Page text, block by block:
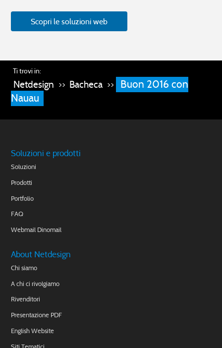
Scopri le soluzioni web
Ti trovi in:
Netdesign >> Bacheca >>
Buon 2016 con
Nauau
Soluzioni e prodotti
Soluzioni
Prodotti
Portfolio
FAQ
Webmail Dinomail
About Netdesign
Chi siamo
A chi ci rivolgiamo
Rivenditori
Presentazione PDF
English Website